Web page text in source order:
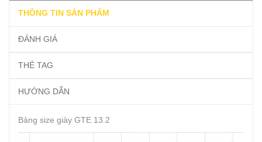
THÔNG TIN SẢN PHẨM
ĐÁNH GIÁ
THẺ TAG
HƯỚNG DẪN
Bảng size giày GTE 13.2